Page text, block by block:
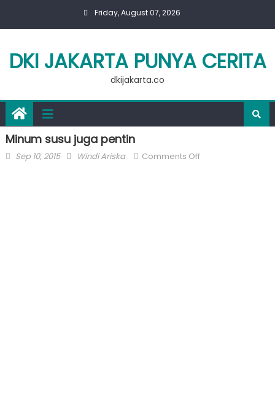
Friday, August 07, 2026
DKI JAKARTA PUNYA CERITA
dkijakarta.co
Minum susu juga pentin
Posted
Sep 10, 2015 Author
Windi Ariska Comments Offon